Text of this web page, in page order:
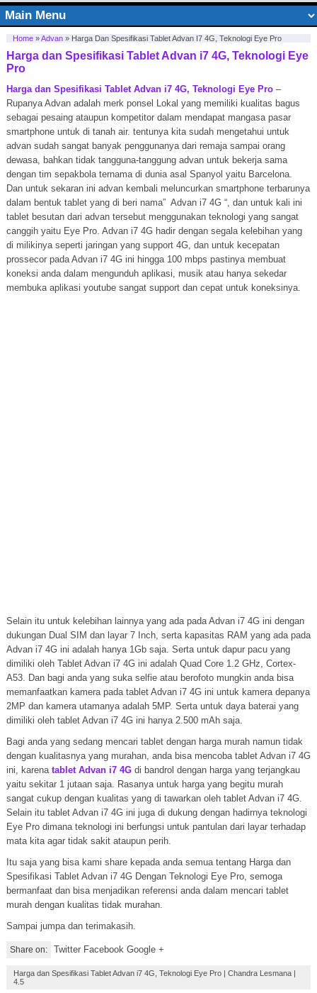
Home»Advan» Harga Dan Spesifikasi Tablet Advan I7 4G, Teknologi Eye Pro
Harga dan Spesifikasi Tablet Advan i7 4G, Teknologi Eye
Pro
Harga dan Spesifikasi Tablet Advan i7 4G, Teknologi Eye Pro–
Rupanya Advan adalah merk ponsel Lokal yang memiliki kualitas bagus
sebagai pesaing ataupun kompetitor dalam mendapat mangasa pasar
smartphone untuk di tanah air. tentunya kita sudah mengetahui untuk
advan sudah sangat banyak penggunanya dari remaja sampai orang
dewasa, bahkan tidak tangguna-tanggung advan untuk bekerja sama
dengan tim sepakbola ternama di dunia asal Spanyol yaitu Barcelona.
Dan untuk sekaran ini advan kembali meluncurkan smartphone terbarunya
dalam bentuk tablet yang di beri nama” Advan i7 4G “, dan untuk kali ini
tablet besutan dari advan tersebut menggunakan teknologi yang sangat
canggih yaitu Eye Pro. Advan i7 4G hadir dengan segala kelebihan yang
di milikinya seperti jaringan yang support 4G, dan untuk kecepatan
prossecor pada Advan i7 4G ini hingga 100 mbps pastinya membuat
koneksi anda dalam mengunduh aplikasi, musik atau hanya sekedar
membuka aplikasi youtube sangat support dan cepat untuk koneksinya.
Selain itu untuk kelebihan lainnya yang ada pada Advan i7 4G ini dengan
dukungan Dual SIM dan layar 7 Inch, serta kapasitas RAM yang ada pada
Advan i7 4G ini adalah hanya 1Gb saja. Serta untuk dapur pacu yang
dimiliki oleh Tablet Advan i7 4G ini adalah Quad Core 1.2 GHz, Cortex-
A53. Dan bagi anda yang suka selfie atau berofoto mungkin anda bisa
memanfaatkan kamera pada tablet Advan i7 4G ini untuk kamera depanya
2MP dan kamera utamanya adalah 5MP. Serta untuk daya baterai yang
dimiliki oleh tablet Advan i7 4G ini hanya 2.500 mAh saja.
Bagi anda yang sedang mencari tablet dengan harga murah namun tidak
dengan kualitasnya yang murahan, anda bisa mencoba tablet Advan i7 4G
ini, karena tablet Advan i7 4Gdi bandrol dengan harga yang terjangkau
yaitu sekitar 1 jutaan saja. Rasanya untuk harga yang begitu murah
sangat cukup dengan kualitas yang di tawarkan oleh tablet Advan i7 4G.
Selain itu tablet Advan i7 4G ini juga di dukung dengan hadirnya teknologi
Eye Pro dimana teknologi ini berfungsi untuk pantulan dari layar terhadap
mata kita agar tidak sakit ataupun perih.
Itu saja yang bisa kami share kepada anda semua tentang Harga dan
Spesifikasi Tablet Advan i7 4G Dengan Teknologi Eye Pro, semoga
bermanfaat dan bisa menjadikan referensi anda dalam mencari tablet
murah dengan kualitas tidak murahan.
Sampai jumpa dan terimakasih.
Share on: Twitter Facebook Google +
Harga dan Spesifikasi Tablet Advan i7 4G, Teknologi Eye Pro| Chandra Lesmana|
4.5